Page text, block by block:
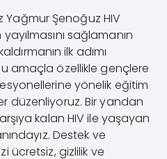
Şenoğuz HIV
sağlamanın
ilk adımı
amaçla özellikle gençlere
yönelik eğitim
düzenliyoruz. Bir yandan
kalan HIV ile yaşayan
Destek ve
ücretsiz, gizlilik ve